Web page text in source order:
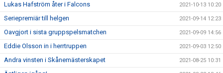
Lukas Hafström åter i Falcons 2021-10-13 10:20
Seriepremiär till helgen 2021-09-14 12:23
Oavgjort i sista gruppspelsmatchen 2021-09-09 14:56
Eddie Olsson in i herrtruppen 2021-09-03 12:50
Andra vinsten i Skånemästerskapet 2021-08-25 10:31